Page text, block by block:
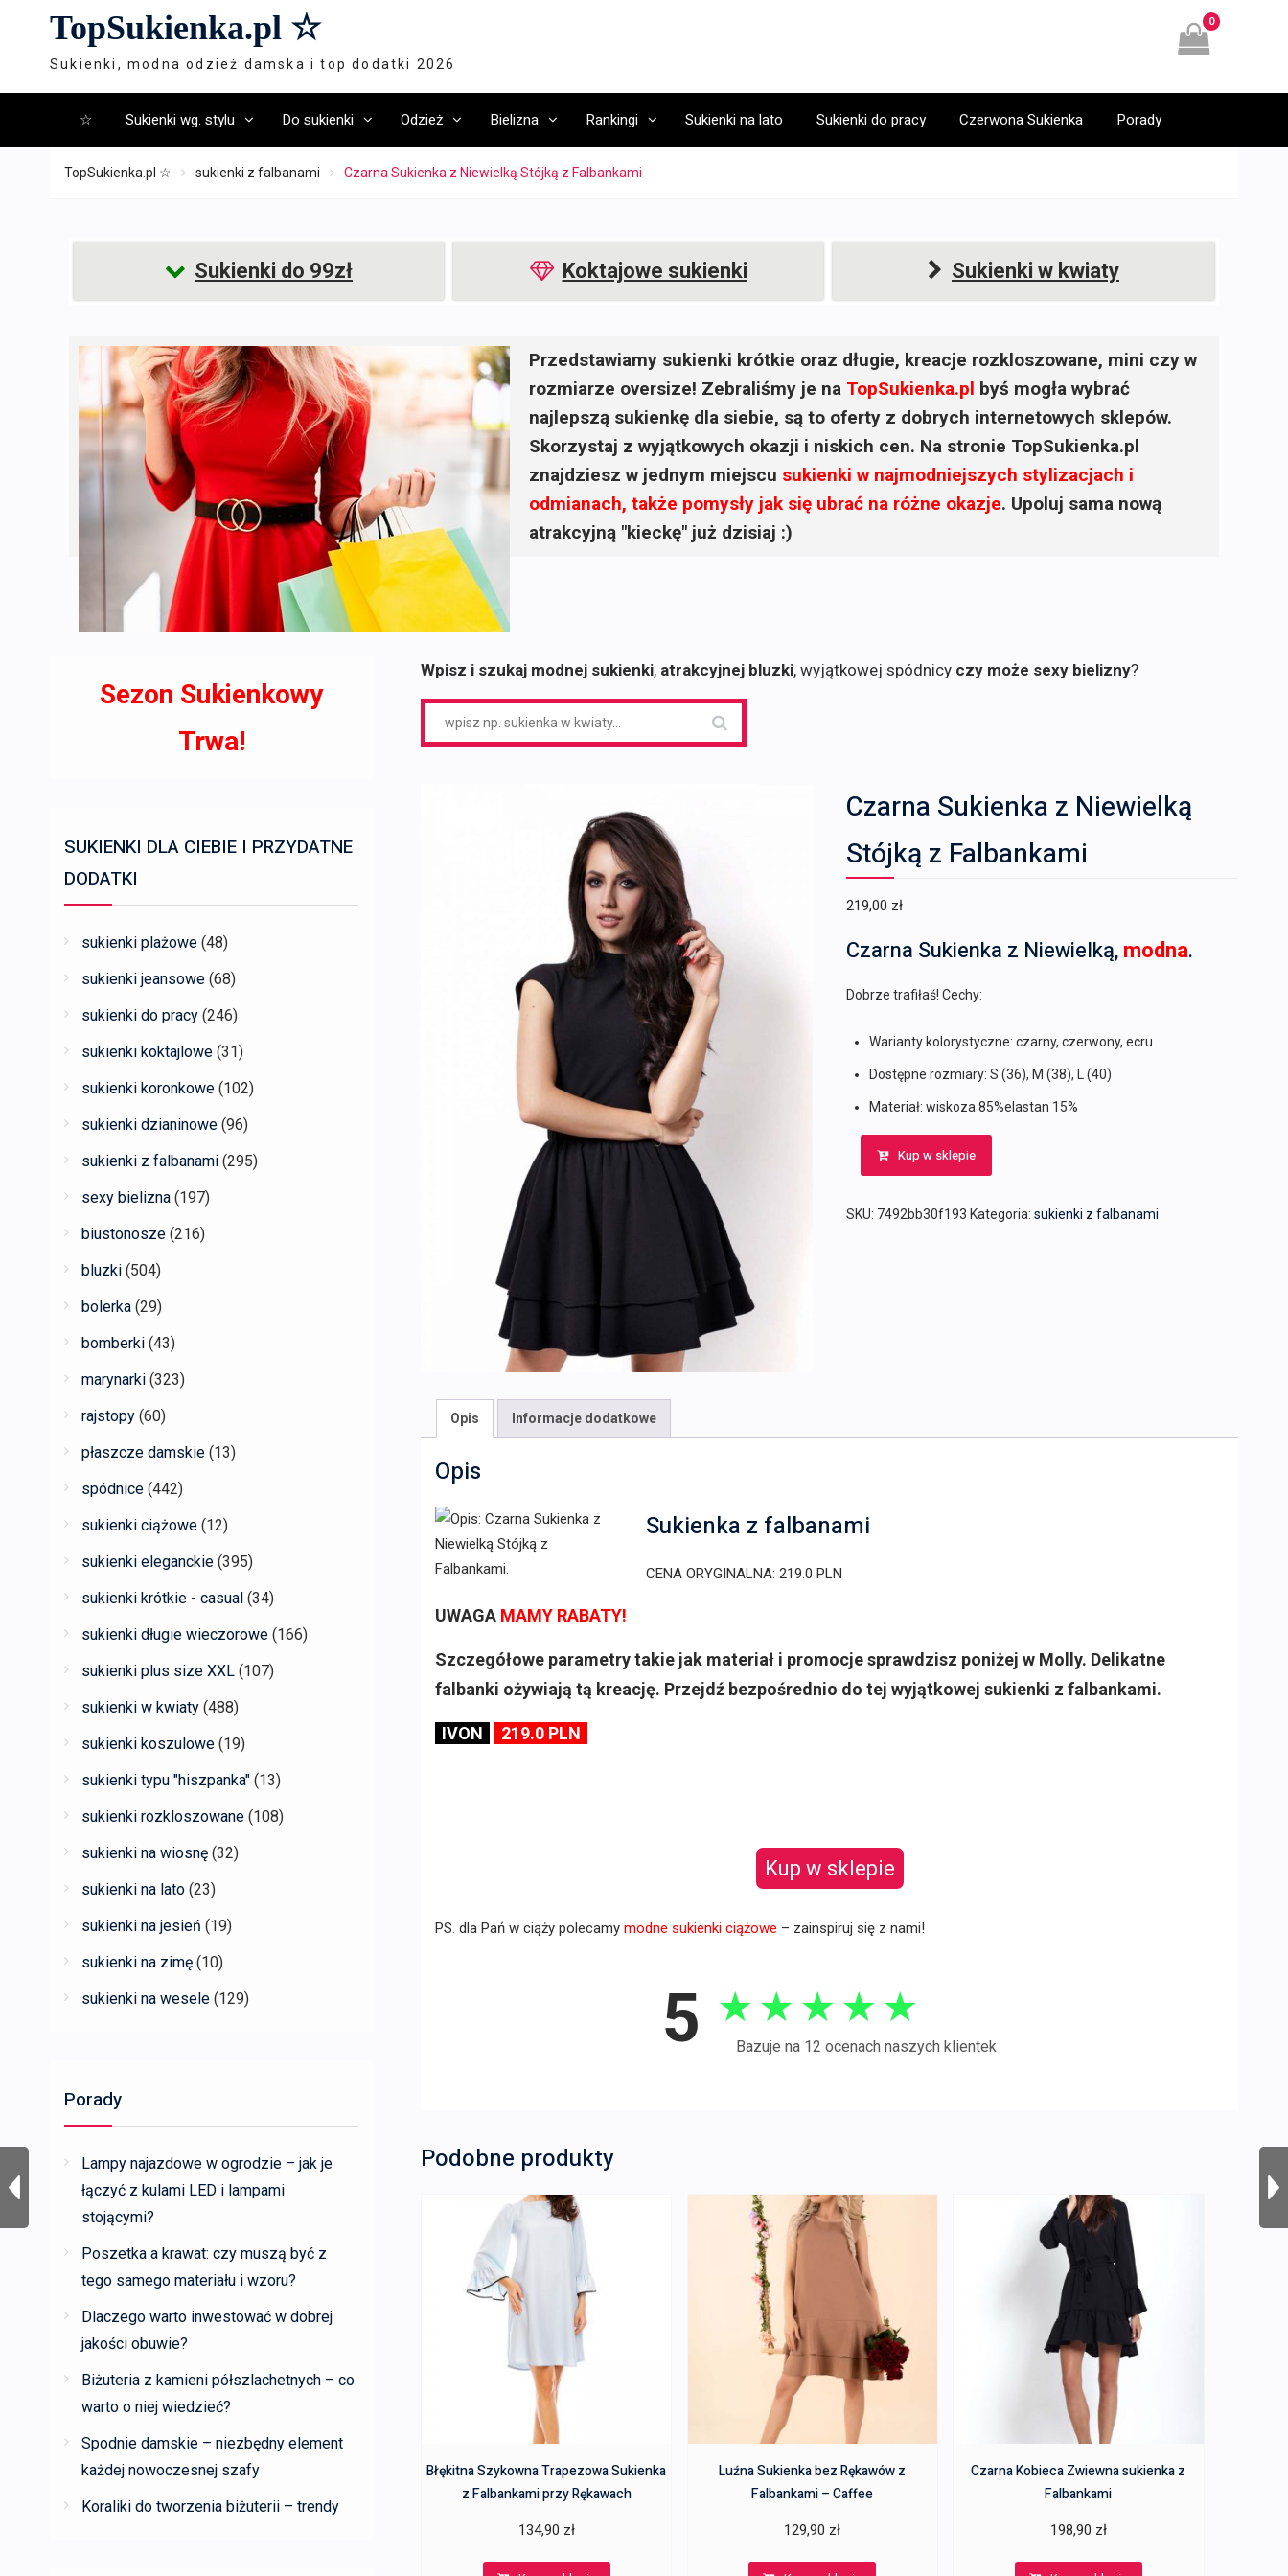
TopSukienka.pl ☆
Sukienki, modna odzież damska i top dodatki 2026
0
☆ Sukienki wg. stylu Do sukienki Odzież Bielizna Rankingi Sukienki na lato Sukienki do pracy Czerwona Sukienka Porady
TopSukienka.pl ☆ sukienki z falbanami Czarna Sukienka z Niewielką Stójką z Falbankami
Sukienki do 99zł Koktajowe sukienki Sukienki w kwiaty
Przedstawiamy sukienki krótkie oraz długie, kreacje rozkloszowane, mini czy w
rozmiarze oversize! Zebraliśmy je na TopSukienka.pl byś mogła wybrać
najlepszą sukienkę dla siebie, są to oferty z dobrych internetowych sklepów.
Skorzystaj z wyjątkowych okazji i niskich cen. Na stronie TopSukienka.pl
znajdziesz w jednym miejscu sukienki w najmodniejszych stylizacjach i
odmianach, także pomysły jak się ubrać na różne okazje. Upoluj sama nową
atrakcyjną "kieckę" już dzisiaj :)
Wpisz i szukaj modnej sukienki, atrakcyjnej bluzki, wyjątkowej spódnicy czy może sexy bielizny?
Czarna Sukienka z Niewielką
Stójką z Falbankami
219,00 zł
Czarna Sukienka z Niewielką,modna.
Dobrze trafiłaś! Cechy:
Warianty kolorystyczne: czarny, czerwony, ecru
Dostępne rozmiary: S (36), M (38), L (40)
Materiał: wiskoza 85%elastan 15%
Kup w sklepie
SKU: 7492bb30f193 Kategoria: sukienki z falbanami
Opis Informacje dodatkowe
Opis
Sukienka z falbanami
CENA ORYGINALNA: 219.0 PLN
UWAGA MAMY RABATY!
Szczegółowe parametry takie jak materiał i promocje sprawdzisz poniżej w Molly. Delikatne
falbanki ożywiają tą kreację. Przejdź bezpośrednio do tej wyjątkowej sukienki z falbankami.
IVON 219.0 PLN
Kup w sklepie
PS. dla Pań w ciąży polecamy modne sukienki ciążowe – zainspiruj się z nami!
5 ★ ★ ★ ★ ★
Bazuje na 12 ocenach naszych klientek
Podobne produkty
Błękitna Szykowna Trapezowa Sukienka
z Falbankami przy Rękawach
134,90 zł
Luźna Sukienka bez Rękawów z
Falbankami – Caffee
129,90 zł
Czarna Kobieca Zwiewna sukienka z
Falbankami
198,90 zł
Sezon Sukienkowy
Trwa!
SUKIENKI DLA CIEBIE I PRZYDATNE
DODATKI
sukienki plażowe (48)
sukienki jeansowe (68)
sukienki do pracy (246)
sukienki koktajlowe (31)
sukienki koronkowe (102)
sukienki dzianinowe (96)
sukienki z falbanami (295)
sexy bielizna (197)
biustonosze (216)
bluzki (504)
bolerka (29)
bomberki (43)
marynarki (323)
rajstopy (60)
płaszcze damskie (13)
spódnice (442)
sukienki ciążowe (12)
sukienki eleganckie (395)
sukienki krótkie - casual (34)
sukienki długie wieczorowe (166)
sukienki plus size XXL (107)
sukienki w kwiaty (488)
sukienki koszulowe (19)
sukienki typu "hiszpanka" (13)
sukienki rozkloszowane (108)
sukienki na wiosnę (32)
sukienki na lato (23)
sukienki na jesień (19)
sukienki na zimę (10)
sukienki na wesele (129)
Porady
Lampy najazdowe w ogrodzie – jak je
łączyć z kulami LED i lampami
stojącymi?
Poszetka a krawat: czy muszą być z
tego samego materiału i wzoru?
Dlaczego warto inwestować w dobrej
jakości obuwie?
Biżuteria z kamieni półszlachetnych – co
warto o niej wiedzieć?
Spodnie damskie – niezbędny element
każdej nowoczesnej szafy
Koraliki do tworzenia biżuterii – trendy